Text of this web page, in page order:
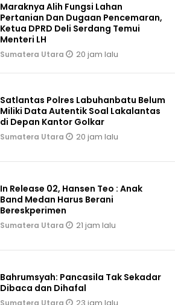
Maraknya Alih Fungsi Lahan
Pertanian Dan Dugaan Pencemaran,
Ketua DPRD Deli Serdang Temui
Menteri LH
Sumatera Utara 20 jam lalu
Satlantas Polres Labuhanbatu Belum
Miliki Data Autentik Soal Lakalantas
di Depan Kantor Golkar
Sumatera Utara 20 jam lalu
In Release 02, Hansen Teo : Anak
Band Medan Harus Berani
Bereskperimen
Sumatera Utara 21 jam lalu
Bahrumsyah: Pancasila Tak Sekadar
Dibaca dan Dihafal